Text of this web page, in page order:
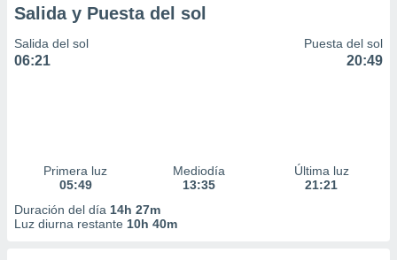
Salida y Puesta del sol
Salida del sol
06:21
Puesta del sol
20:49
Primera luz
05:49
Mediodía
13:35
Última luz
21:21
Duración del día 14h 27m
Luz diurna restante 10h 40m